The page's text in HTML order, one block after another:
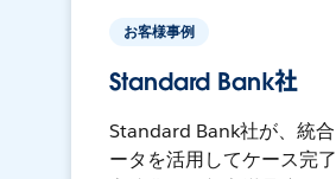
お客様事例
Standard Bank社
Standard Bank社が、統
ータを活用してケース完